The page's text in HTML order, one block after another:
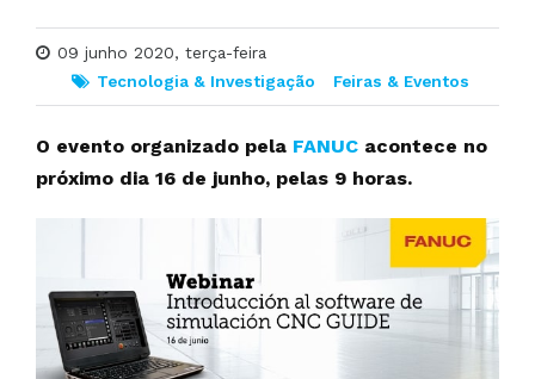
09 junho 2020, terça-feira
Tecnologia & Investigação
Feiras & Eventos
O evento organizado pela FANUC acontece no
próximo dia 16 de junho, pelas 9 horas.